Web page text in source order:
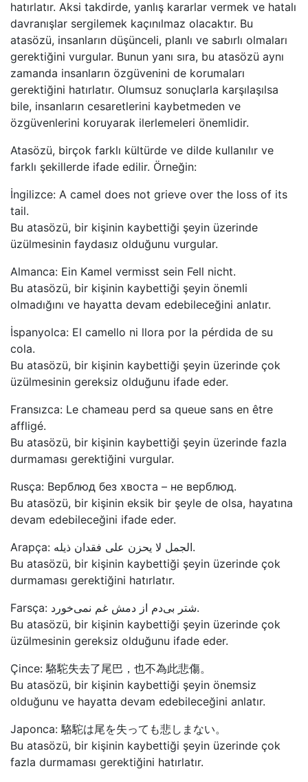
hatırlatır. Aksi takdirde, yanlış kararlar vermek ve hatalı
davranışlar sergilemek kaçınılmaz olacaktır. Bu
atasözü, insanların düşünceli, planlı ve sabırlı olmaları
gerektiğini vurgular. Bunun yanı sıra, bu atasözü aynı
zamanda insanların özgüvenini de korumaları
gerektiğini hatırlatır. Olumsuz sonuçlarla karşılaşılsa
bile, insanların cesaretlerini kaybetmeden ve
özgüvenlerini koruyarak ilerlemeleri önemlidir.
Atasözü, birçok farklı kültürde ve dilde kullanılır ve
farklı şekillerde ifade edilir. Örneğin:
İngilizce: A camel does not grieve over the loss of its
tail.
Bu atasözü, bir kişinin kaybettiği şeyin üzerinde
üzülmesinin faydasız olduğunu vurgular.
Almanca: Ein Kamel vermisst sein Fell nicht.
Bu atasözü, bir kişinin kaybettiği şeyin önemli
olmadığını ve hayatta devam edebileceğini anlatır.
İspanyolca: El camello ni llora por la pérdida de su
cola.
Bu atasözü, bir kişinin kaybettiği şeyin üzerinde çok
üzülmesinin gereksiz olduğunu ifade eder.
Fransızca: Le chameau perd sa queue sans en être
affligé.
Bu atasözü, bir kişinin kaybettiği şeyin üzerinde fazla
durmaması gerektiğini vurgular.
Rusça: Верблюд без хвоста – не верблюд.
Bu atasözü, bir kişinin eksik bir şeyle de olsa, hayatına
devam edebileceğini ifade eder.
Arapça: الجمل لا يحزن على فقدان ذيله.
Bu atasözü, bir kişinin kaybettiği şeyin üzerinde çok
durmaması gerektiğini hatırlatır.
Farsça: شتر بی‌دم از دمش غم نمی‌خورد.
Bu atasözü, bir kişinin kaybettiği şeyin üzerinde çok
üzülmesinin gereksiz olduğunu ifade eder.
Çince: 駱駝失去了尾巴，也不為此悲傷。
Bu atasözü, bir kişinin kaybettiği şeyin önemsiz
olduğunu ve hayatta devam edebileceğini anlatır.
Japonca: 駱駝は尾を失っても悲しまない。
Bu atasözü, bir kişinin kaybettiği şeyin üzerinde çok
fazla durmaması gerektiğini hatırlatır.